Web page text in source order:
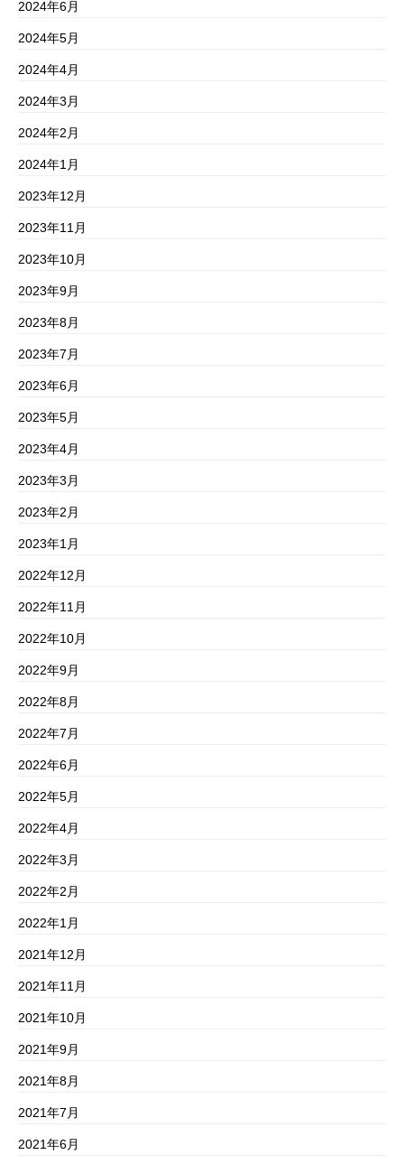
2024年6月
2024年5月
2024年4月
2024年3月
2024年2月
2024年1月
2023年12月
2023年11月
2023年10月
2023年9月
2023年8月
2023年7月
2023年6月
2023年5月
2023年4月
2023年3月
2023年2月
2023年1月
2022年12月
2022年11月
2022年10月
2022年9月
2022年8月
2022年7月
2022年6月
2022年5月
2022年4月
2022年3月
2022年2月
2022年1月
2021年12月
2021年11月
2021年10月
2021年9月
2021年8月
2021年7月
2021年6月